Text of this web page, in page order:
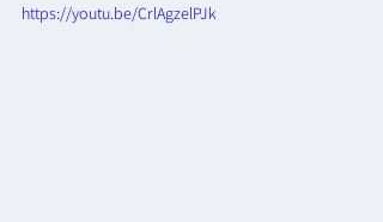
https://youtu.be/CrlAgzelPJk